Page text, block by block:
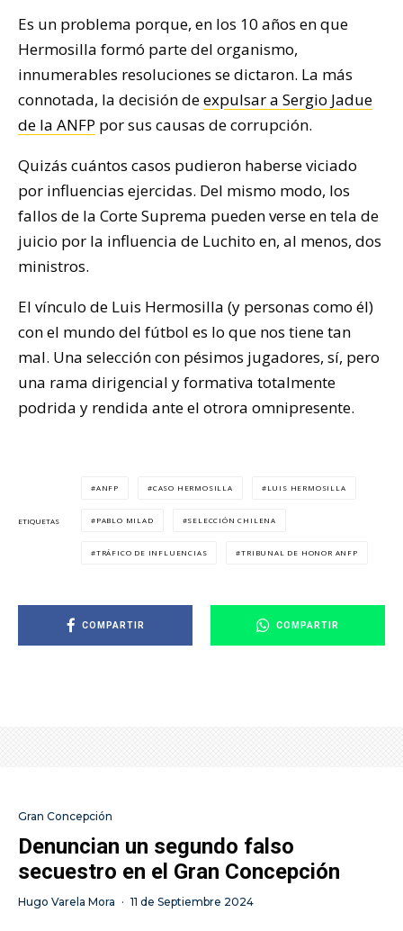
Es un problema porque, en los 10 años en que
Hermosilla formó parte del organismo,
innumerables resoluciones se dictaron. La más
connotada, la decisión deexpulsar a Sergio Jadue
de la ANFP por sus causas de corrupción.
Quizás cuántos casos pudieron haberse viciado
por influencias ejercidas. Del mismo modo, los
fallos de la Corte Suprema pueden verse en tela de
juicio por la influencia de Luchito en, al menos, dos
ministros.
El vínculo de Luis Hermosilla (y personas como él)
con el mundo del fútbol es lo que nos tiene tan
mal. Una selección con pésimos jugadores, sí, pero
una rama dirigencial y formativa totalmente
podrida y rendida ante el otrora omnipresente.
ETIQUETAS
ANFP CASO HERMOSILLA LUIS HERMOSILLA
PABLO MILAD SELECCIÓN CHILENA
TRÁFICO DE INFLUENCIAS TRIBUNAL DE HONOR ANFP
COMPARTIR COMPARTIR
Gran Concepción
Denuncian un segundo falso
secuestro en el Gran Concepción
Hugo Varela Mora · 11 de Septiembre 2024